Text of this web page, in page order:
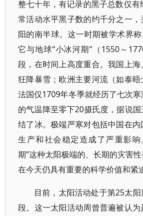
整七十年，有记录的黑子总数仅有
常活动水平黑子数的约千分之一
阳的南半球。这一时期被学术界称
它与地球“小冰河期”（1550～
段，在时间上高度重合。我国上
狂降暴雪；欧洲主要河流（如泰晤
法国仅1709年冬季就经历了七次
的气温降至零下20摄氏度，据说
结了冰。极端严寒对包括中国在
生产和社会稳定造成了严重影
期”这种太阳极端的、长期的灾害性
在今天仍具有重要的科学价值和紧
目前，太阳活动处于第25太
段。这一太阳活动周曾普遍被认